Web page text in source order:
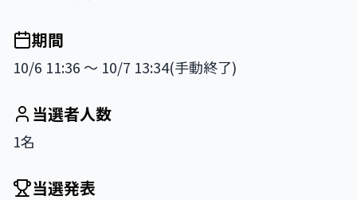
期間
10/6 11:36 〜 10/7 13:34(手動終了)
当選者人数
1名
当選発表